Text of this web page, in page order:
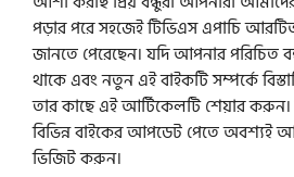
পড়ার পরে সহজেই টিভিএস এপাচি
জানতে পেরেছেন। যদি আপনার পরিচিত
থাকে এবং নতুন এই বাইকটি সম্পর্কে
তার কাছে এই আর্টিকেলটি শেয়ার
বিভিন্ন বাইকের আপডেট পেতে অবশ্যই
ভিজিট করুন।